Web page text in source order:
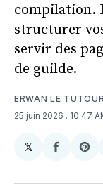
compilation.
structurer
servir des
de guilde.
ERWAN LE TUTOUR
25 juin 2026 . 10:47
𝕏Share
X
Partager